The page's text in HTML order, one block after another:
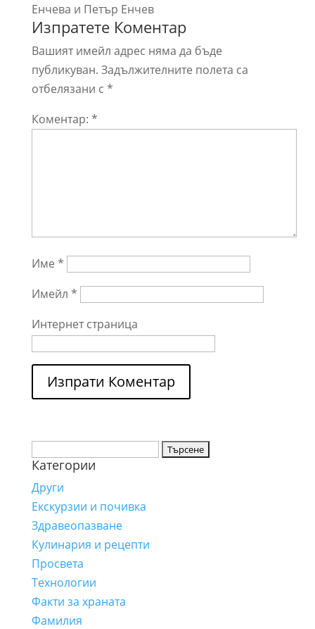
Енчева и Петър Енчев
Изпратете Коментар
Вашият имейл адрес няма да бъде
публикуван. Задължителните полета са
отбелязани с *
Коментар: *
Име *
Имейл *
Интернет страница
за:
Категории
Други
Екскурзии и почивка
Здравеопазване
Кулинария и рецепти
Просвета
Технологии
Факти за храната
Фамилия